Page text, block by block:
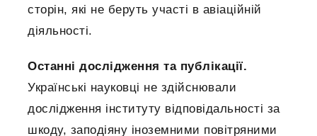
сторін, які не беруть участі в авіаційній
діяльності.
Останні дослідження та публікації.
Українські науковці не здійснювали
дослідження інституту відповідальності за
шкоду, заподіяну іноземними повітряними